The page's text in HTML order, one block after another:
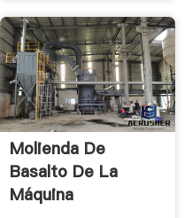
Molienda De
Basalto De La
Máquina